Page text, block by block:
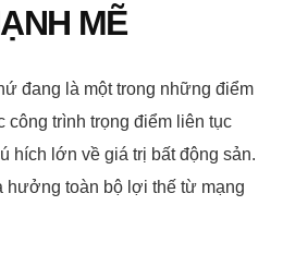
MẼ
đang là một trong những điểm
công trình trọng điểm liên tục
hích lớn về giá trị bất động sản.
hưởng toàn bộ lợi thế từ mạng